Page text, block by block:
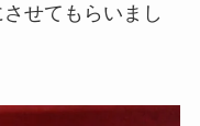
せてもらいまし